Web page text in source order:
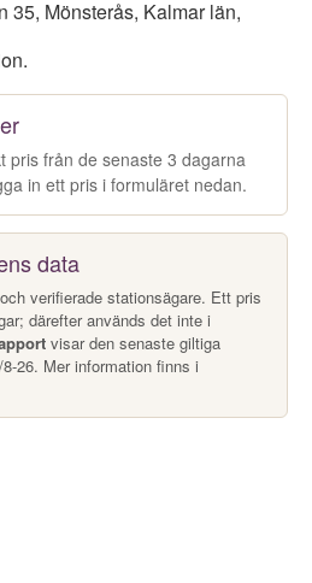
35, Mönsterås, Kalmar län,
pris från de senaste 3 dagarna
in ett pris i formuläret nedan.
data
verifierade stationsägare. Ett pris
därefter används det inte i
visar den senaste giltiga
26. Mer information finns i